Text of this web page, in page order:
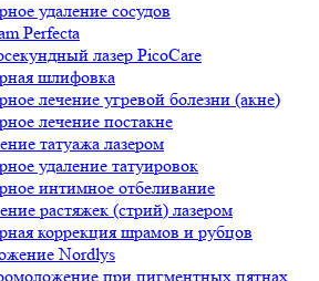
удаление сосудов
Perfecta
лазер PicoCare
шлифовка
лечение угревой болезни (акне)
лечение постакне
татуажа лазером
удаление татуировок
интимное отбеливание
растяжек (стрий) лазером
коррекция шрамов и рубцов
Nordlys
при пигментных пятнах